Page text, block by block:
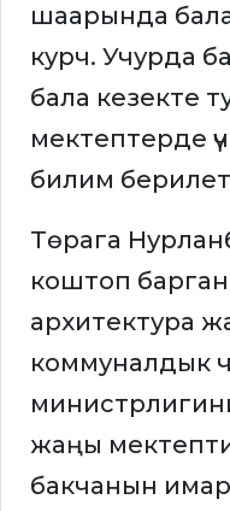
шаарында
курч. Учурда
бала кезекте
мектептерде
билим
Төрага
коштоп
архитектура
коммуналдык
жаңы
бакчанын